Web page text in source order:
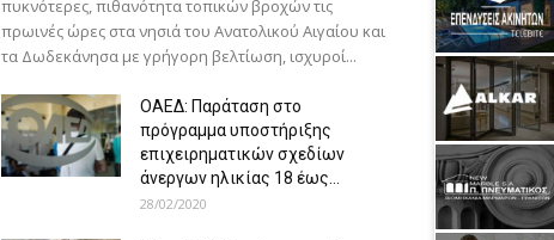
πυκνότερες, πιθανότητα τοπικών βροχών τις
πρωινές ώρες στα νησιά του Ανατολικού Αιγαίου και
τα Δωδεκάνησα με γρήγορη βελτίωση, ισχυροί...
ΟΑΕΔ: Παράταση στο
πρόγραμμα υποστήριξης
επιχειρηματικών σχεδίων
άνεργων ηλικίας 18 έως...
28/02/2020